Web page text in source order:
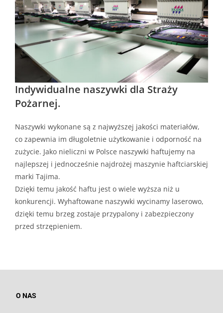
Indywidualne naszywki dla Straży
Pożarnej.
Naszywki wykonane są z najwyższej jakości materiałów,
co zapewnia im długoletnie użytkowanie i odporność na
zużycie. Jako nieliczni w Polsce naszywki haftujemy na
najlepszej i jednocześnie najdrożej maszynie haftciarskiej
marki Tajima.
Dzięki temu jakość haftu jest o wiele wyższa niż u
konkurencji. Wyhaftowane naszywki wycinamy laserowo,
dzięki temu brzeg zostaje przypalony i zabezpieczony
przed strzępieniem.
O NAS